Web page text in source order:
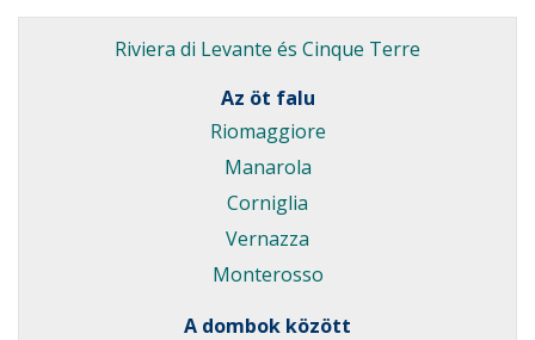
Riviera di Levante és Cinque Terre
Az öt falu
Riomaggiore
Manarola
Corniglia
Vernazza
Monterosso
A dombok között